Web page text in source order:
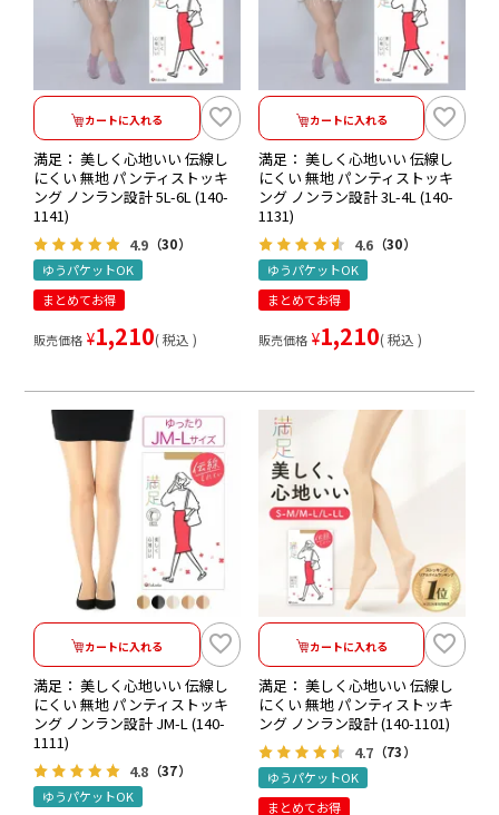
カートに入れる
満足： 美しく心地いい 伝線し
にくい 無地 パンティストッキ
ング ノンラン設計 5L-6L (140-
1141)
4.9 （30）
ゆうパケットOK
まとめてお得
販売価格 ¥1,210 税込
カートに入れる
満足： 美しく心地いい 伝線し
にくい 無地 パンティストッキ
ング ノンラン設計 3L-4L (140-
1131)
4.6 （30）
ゆうパケットOK
まとめてお得
販売価格 ¥1,210 税込
カートに入れる
満足： 美しく心地いい 伝線し
にくい 無地 パンティストッキ
ング ノンラン設計 JM-L (140-
1111)
4.8 （37）
ゆうパケットOK
カートに入れる
満足： 美しく心地いい 伝線し
にくい 無地 パンティストッキ
ング ノンラン設計 (140-1101)
4.7 （73）
ゆうパケットOK
まとめてお得